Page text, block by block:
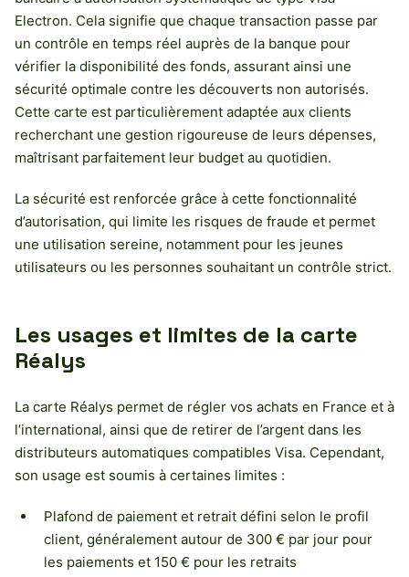
Electron. Cela signifie que chaque transaction passe par
un contrôle en temps réel auprès de la banque pour
vérifier la disponibilité des fonds, assurant ainsi une
sécurité optimale contre les découverts non autorisés.
Cette carte est particulièrement adaptée aux clients
recherchant une gestion rigoureuse de leurs dépenses,
maîtrisant parfaitement leur budget au quotidien.
La sécurité est renforcée grâce à cette fonctionnalité
d’autorisation, qui limite les risques de fraude et permet
une utilisation sereine, notamment pour les jeunes
utilisateurs ou les personnes souhaitant un contrôle strict.
Les usages et limites de la carte
Réalys
La carte Réalys permet de régler vos achats en France et à
l’international, ainsi que de retirer de l’argent dans les
distributeurs automatiques compatibles Visa. Cependant,
son usage est soumis à certaines limites :
Plafond de paiement et retrait défini selon le profil
client, généralement autour de 300 € par jour pour
les paiements et 150 € pour les retraits